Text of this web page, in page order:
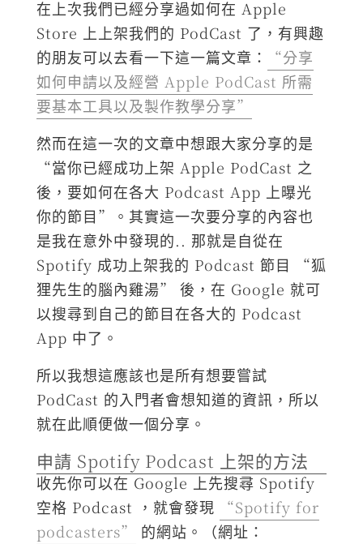
在上次我們已經分享過如何在 Apple
Store 上上架我們的 PodCast 了，有興趣
的朋友可以去看一下這一篇文章：
“分享
如何申請以及經營 Apple PodCast 所需
要基本工具以及製作教學分享”
然而在這一次的文章中想跟大家分享的是
“當你已經成功上架 Apple PodCast 之
後，要如何在各大 Podcast App 上曝光
你的節目”。其實這一次要分享的內容也
是我在意外中發現的.. 那就是自從在
Spotify 成功上架我的 Podcast 節目 “狐
狸先生的腦內雞湯” 後，在 Google 就可
以搜尋到自己的節目在各大的 Podcast
App 中了。
所以我想這應該也是所有想要嘗試
PodCast 的入門者會想知道的資訊，所以
就在此順便做一個分享。
申請 Spotify Podcast 上架的方法
收先你可以在 Google 上先搜尋 Spotify
空格 Podcast ，就會發現
“Spotify for
podcasters”
的網站。（網址：